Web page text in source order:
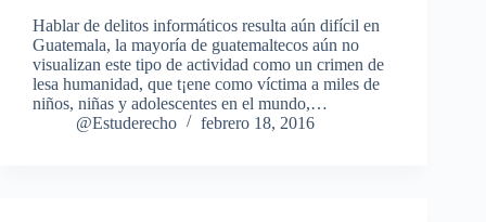
Hablar de delitos informáticos resulta aún difícil en
Guatemala, la mayoría de guatemaltecos aún no
visualizan este tipo de actividad como un crimen de
lesa humanidad, que t¡ene como víctima a miles de
niños, niñas y adolescentes en el mundo,…
@Estuderecho
febrero 18, 2016